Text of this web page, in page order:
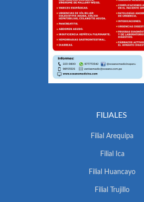
FILIALES
Filial Arequipa
Filial Ica
Filial Huancayo
Filial Trujillo